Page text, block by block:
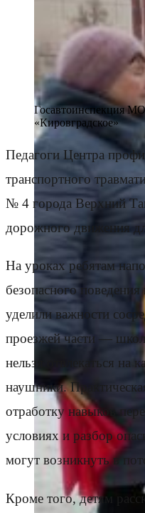
Госавтоинспекция
«Кировградское»
Педагоги Центра
транспортного
№ 4 города Верхний
дорожного движения
На уроках ребятам
безопасного
уделили важности
проезжей части —
нельзя отвлекаться
наушники.
отработку навыков
условиях и разбор
могут возникнуть в
Кроме того, детям